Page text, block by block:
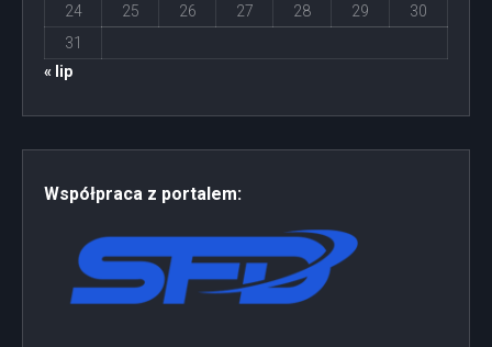
24
25 26 27 28 29
30
31
« lip
Współpraca z portalem: